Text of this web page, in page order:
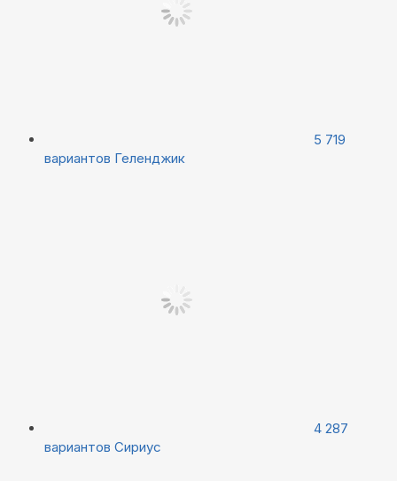
5 719
вариантов Геленджик
4 287
вариантов Сириус